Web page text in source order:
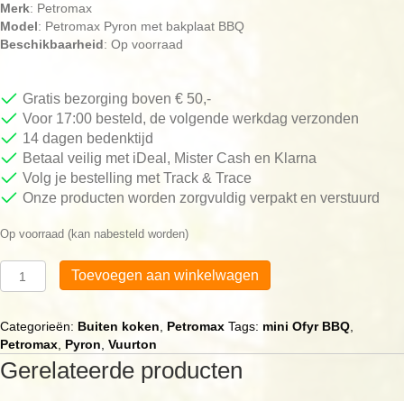
prijs
was:
is:
Merk: Petromax
Model: Petromax Pyron met bakplaat BBQ
Beschikbaarheid: Op voorraad
Gratis bezorging boven € 50,-
Voor 17:00 besteld, de volgende werkdag verzonden
14 dagen bedenktijd
Betaal veilig met iDeal, Mister Cash en Klarna
Volg je bestelling met Track & Trace
Onze producten worden zorgvuldig verpakt en verstuurd
Op voorraad (kan nabesteld worden)
Pyron
bakplaat
BBQ
aantal
Toevoegen aan winkelwagen
Categorieën: Buiten koken Petromax Tags: mini Ofyr BBQ
Petromax Pyron Vuurton
Gerelateerde producten